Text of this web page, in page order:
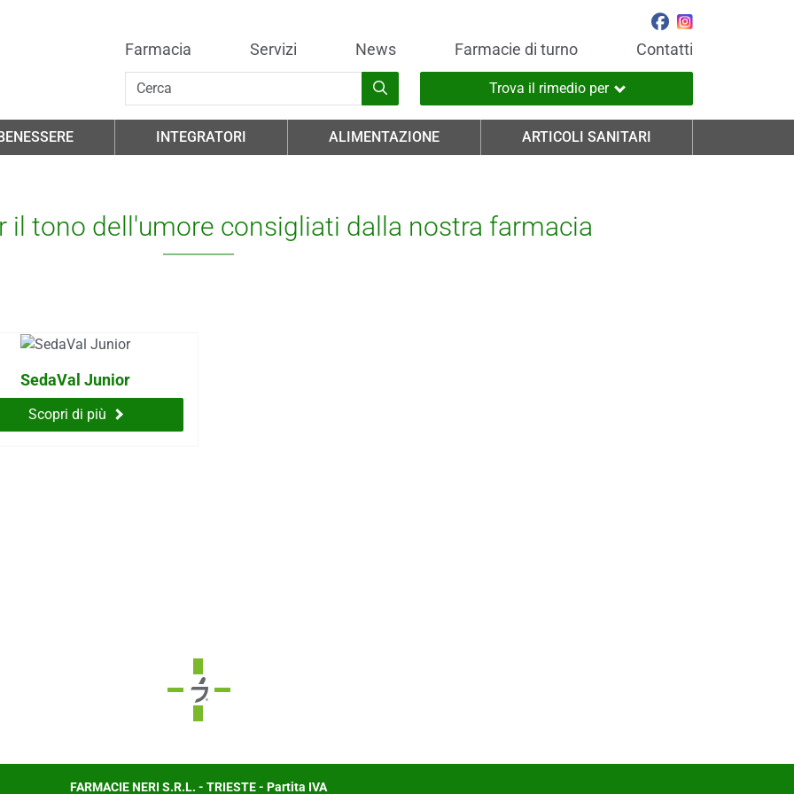
Farmacia Servizi News Farmacie di turno Contatti
Trova il rimedio per
INTEGRATORI ALIMENTAZIONE ARTICOLI SANITARI
il tono dell'umore consigliati dalla nostra farmacia
SedaVal Junior
Scopri di più
FARMACIE NERI S.R.L. - TRIESTE - Partita IVA